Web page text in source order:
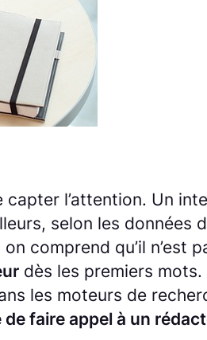
l’attention. Un
selon les
comprend qu’il n’est
dès les premiers
les moteurs de
faire appel à un